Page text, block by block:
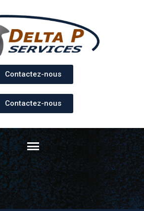
Contactez-nous
Contactez-nous